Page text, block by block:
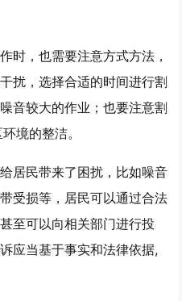
时，也需要注意方式方法，
扰，选择合适的时间进行割
音较大的作业；也要注意割
境的整洁。
居民带来了困扰，比如噪音
受损等，居民可以通过合法
至可以向相关部门进行投
应当基于事实和法律依据,